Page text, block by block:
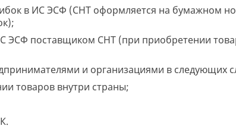
в ИС ЭСФ (СНТ оформляется на бумажном
ЭСФ поставщиком СНТ (при приобретении
и организациями в следующих
товаров внутри страны;